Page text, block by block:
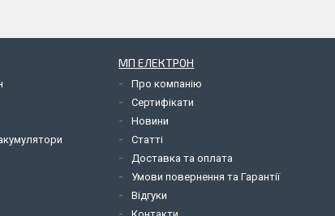
МП ЕЛЕКТРОН
Про компанію
Сертифікати
Новини
Статті
Доставка та оплата
Умови повернення та Гарантії
Відгуки